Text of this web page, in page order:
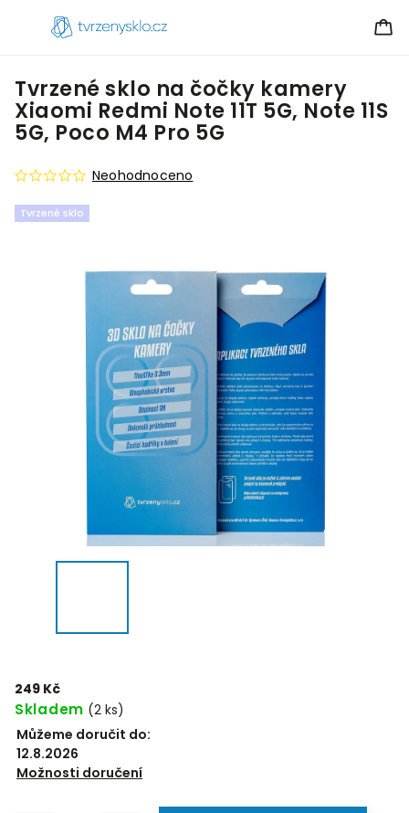
Tvrzené sklo na čočky kamery
Xiaomi Redmi Note 11T 5G, Note 11S
5G, Poco M4 Pro 5G
Tvrzené sklo
Neohodnoceno
249 Kč
Skladem (2 ks)
Můžeme doručit do:
12.8.2026
Možnosti doručení